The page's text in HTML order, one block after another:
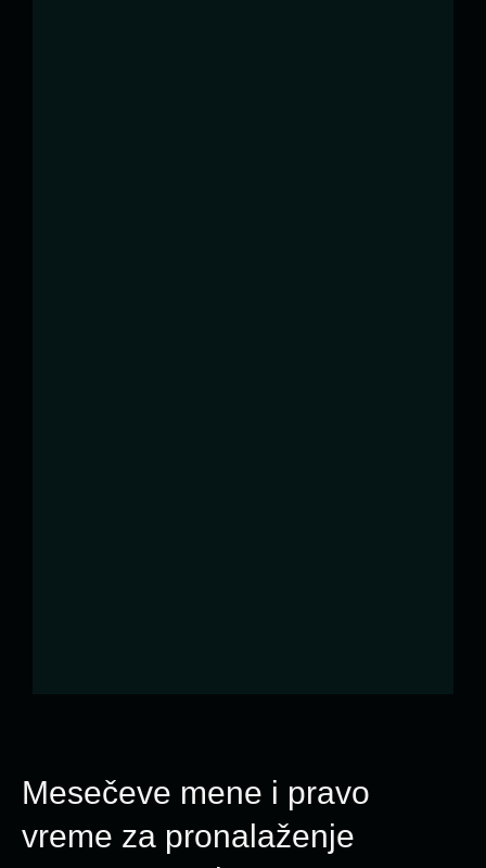
Mesečeve mene i pravo
vreme za pronalaženje